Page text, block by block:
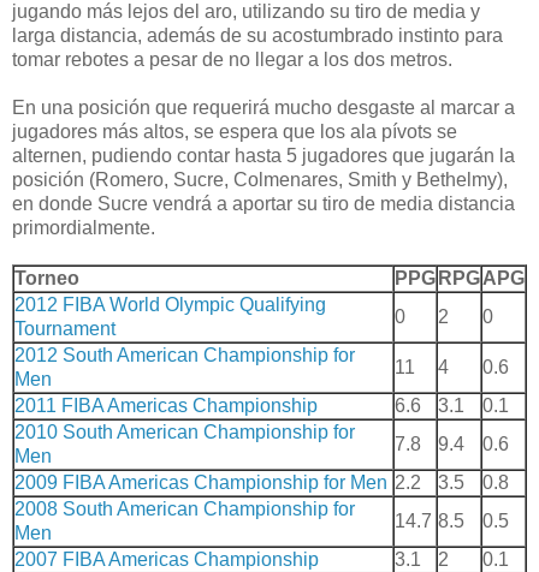
jugando más lejos del aro, utilizando su tiro de media y
larga distancia, además de su acostumbrado instinto para
tomar rebotes a pesar de no llegar a los dos metros.
En una posición que requerirá mucho desgaste al marcar a
jugadores más altos, se espera que los ala pívots se
alternen, pudiendo contar hasta 5 jugadores que jugarán la
posición (Romero, Sucre, Colmenares, Smith y Bethelmy),
en donde Sucre vendrá a aportar su tiro de media distancia
primordialmente.
Torneo PPG RPGAPG
2012 FIBA World Olympic Qualifying
Tournament
0 2
0
2012 South American Championship for
Men
11 4
0.6
2011 FIBA Americas Championship
6.6 3.1
0.1
2010 South American Championship for
Men
7.8 9.4
0.6
2009 FIBA Americas Championship for Men 2.2 3.5
0.8
2008 South American Championship for
Men
14.7 8.5
0.5
2007 FIBA Americas Championship
3.1 2
0.1